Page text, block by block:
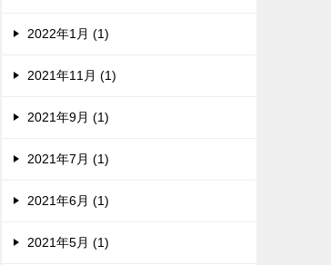
2022年1月 (1)
2021年11月 (1)
2021年9月 (1)
2021年7月 (1)
2021年6月 (1)
2021年5月 (1)